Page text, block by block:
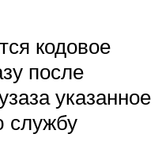
кодовое
после
указанное
службу